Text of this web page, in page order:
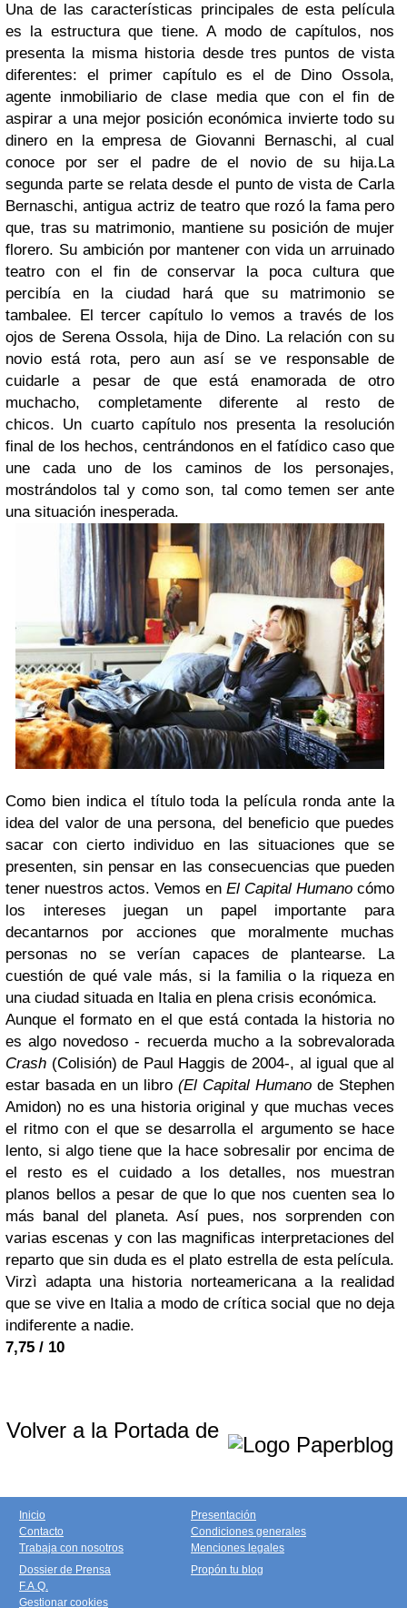
Una de las características principales de esta película
es la estructura que tiene. A modo de capítulos, nos
presenta la misma historia desde tres puntos de vista
diferentes: el primer capítulo es el de Dino Ossola,
agente inmobiliario de clase media que con el fin de
aspirar a una mejor posición económica invierte todo su
dinero en la empresa de Giovanni Bernaschi, al cual
conoce por ser el padre de el novio de su hija.La
segunda parte se relata desde el punto de vista de Carla
Bernaschi, antigua actriz de teatro que rozó la fama pero
que, tras su matrimonio, mantiene su posición de mujer
florero. Su ambición por mantener con vida un arruinado
teatro con el fin de conservar la poca cultura que
percibía en la ciudad hará que su matrimonio se
tambalee. El tercer capítulo lo vemos a través de los
ojos de Serena Ossola, hija de Dino. La relación con su
novio está rota, pero aun así se ve responsable de
cuidarle a pesar de que está enamorada de otro
muchacho, completamente diferente al resto de
chicos. Un cuarto capítulo nos presenta la resolución
final de los hechos, centrándonos en el fatídico caso que
une cada uno de los caminos de los personajes,
mostrándolos tal y como son, tal como temen ser ante
una situación inesperada.
Como bien indica el título toda la película ronda ante la
idea del valor de una persona, del beneficio que puedes
sacar con cierto individuo en las situaciones que se
presenten, sin pensar en las consecuencias que pueden
tener nuestros actos. Vemos en El Capital Humano cómo
los intereses juegan un papel importante para
decantarnos por acciones que moralmente muchas
personas no se verían capaces de plantearse. La
cuestión de qué vale más, si la familia o la riqueza en
una ciudad situada en Italia en plena crisis económica.
Aunque el formato en el que está contada la historia no
es algo novedoso - recuerda mucho a la sobrevalorada
Crash (Colisión) de Paul Haggis de 2004-, al igual que al
estar basada en un libro (El Capital Humano de Stephen
Amidon) no es una historia original y que muchas veces
el ritmo con el que se desarrolla el argumento se hace
lento, si algo tiene que la hace sobresalir por encima de
el resto es el cuidado a los detalles, nos muestran
planos bellos a pesar de que lo que nos cuenten sea lo
más banal del planeta. Así pues, nos sorprenden con
varias escenas y con las magnificas interpretaciones del
reparto que sin duda es el plato estrella de esta película.
Virzì adapta una historia norteamericana a la realidad
que se vive en Italia a modo de crítica social que no deja
indiferente a nadie.
7,75 / 10
Volver a la Portada de
Inicio
Contacto
Trabaja con nosotros
Presentación
Condiciones generales
Menciones legales
Dossier de Prensa
F.A.Q.
Gestionar cookies
Propón tu blog